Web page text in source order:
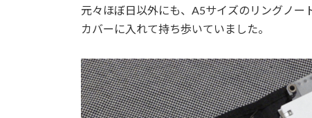
元々ほぼ日以外にも、A5サイズのリングノ
カバーに入れて持ち歩いていました。